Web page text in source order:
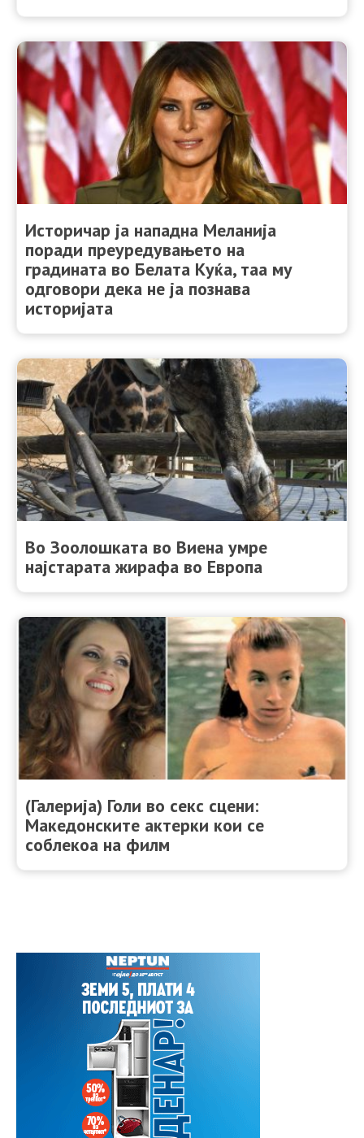
Историчар ја нападна Меланија
поради преуредувањето на
градината во Белата Куќа, таа му
одговори дека не ја познава
историјата
Во Зоолошката во Виена умре
најстарата жирафа во Европа
(Галерија) Голи во секс сцени:
Македонските актерки кои се
соблекоа на филм